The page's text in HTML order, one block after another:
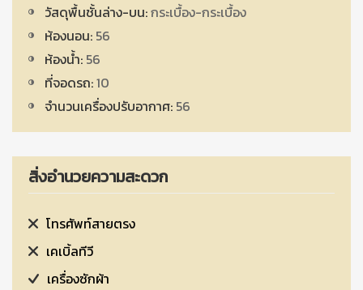
วัสดุพื้นชั้นล่าง-บน:กระเบื้อง-กระเบื้อง
ห้องนอน: 56
ห้องน้ำ: 56
ที่จอดรถ:10
จำนวนเครื่องปรับอากาศ: 56
สิ่งอำนวยความสะดวก
โทรศัพท์สายตรง
เคเบิ้ลทีวี
เครื่องซักผ้า